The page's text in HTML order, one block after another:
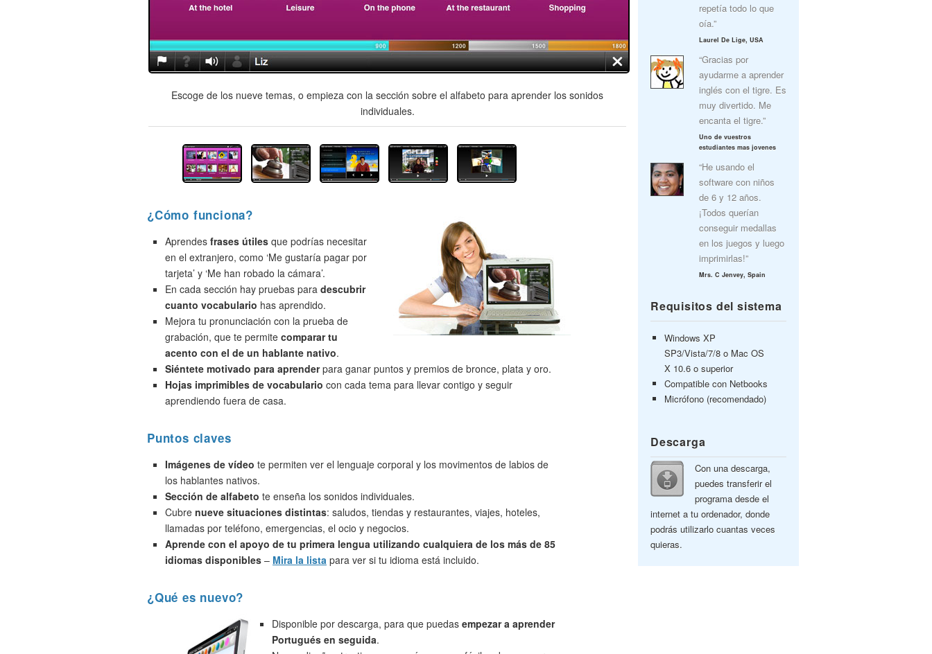
Escoge de los nueve temas, o empieza con la sección sobre el alfabeto para aprender los sonidos
individuales.
¿Cómo funciona?
Aprendes frases útiles que podrías necesitar
en el extranjero, como ‘Me gustaría pagar por
tarjeta’ y ‘Me han robado la cámara’.
En cada sección hay pruebas para descubrir
cuanto vocabulario has aprendido.
Mejora tu pronunciación con la prueba de
grabación, que te permite comparar tu
acento con el de un hablante nativo.
Siéntete motivado para aprenderpara ganar puntos y premios de bronce, plata y oro.
Hojas imprimibles de vocabulario con cada tema para llevar contigo y seguir
aprendiendo fuera de casa.
Puntos claves
Imágenes de vídeo te permiten ver el lenguaje corporal y los movimentos de labios de
los hablantes nativos.
Sección de alfabeto te enseña los sonidos individuales.
Cubre nueve situaciones distintas: saludos, tiendas y restaurantes, viajes, hoteles,
llamadas por teléfono, emergencias, el ocio y negocios.
Aprende con el apoyo de tu primera lengua utilizando cualquiera de los más de 85
idiomas disponibles – Mira la lista para ver si tu idioma está incluido.
¿Qué es nuevo?
Disponible por descarga, para que puedas empezar a aprender
Portugués en seguida.
repetía todo lo que
oía.”
Laurel De Lige, USA
“Gracias por
ayudarme a aprender
inglés con el tigre. Es
muy divertido. Me
encanta el tigre.”
Uno de vuestros
estudiantes mas jovenes
“He usando el
software con niños
de 6 y 12 años.
¡Todos querían
conseguir medallas
en los juegos y luego
imprimirlas!”
Mrs. C Jenvey, Spain
Requisitos del sistema
Windows XP
SP3/Vista/7/8 o Mac OS
X 10.6 o superior
Compatible con Netbooks
Micrófono (recomendado)
Descarga
Con una descarga,
puedes transferir el
programa desde el
internet a tu ordenador, donde
podrás utilizarlo cuantas veces
quieras.